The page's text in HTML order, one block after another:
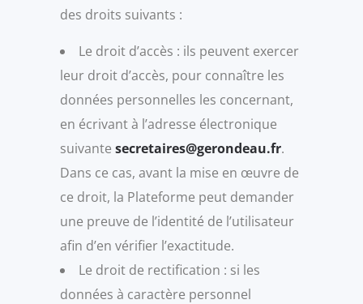
des droits suivants :
Le droit d’accès : ils peuvent exercer
leur droit d’accès, pour connaître les
données personnelles les concernant,
en écrivant à l’adresse électronique
suivante secretaires@gerondeau.fr.
Dans ce cas, avant la mise en œuvre de
ce droit, la Plateforme peut demander
une preuve de l’identité de l’utilisateur
afin d’en vérifier l’exactitude.
Le droit de rectification : si les
données à caractère personnel